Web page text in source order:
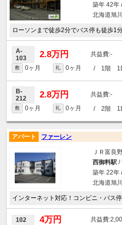
築年 42年
北海道旭
ローソンまで徒歩2分でバス停も徒歩1
A-
103
2.8万円 -
敷 0ヶ月 礼 0ヶ月 / 1階
B-
212
2.8万円 -
敷 0ヶ月 礼 0ヶ月 / 2階
アパート ファーレン
ＪＲ富良
西御料駅/
築年 22年
北海道旭
インターネット対応！コンビニ・バス停
102 4万円